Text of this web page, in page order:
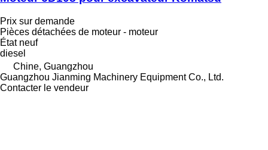
Prix sur demande
Pièces détachées de moteur - moteur
Étatneuf
diesel
Chine, Guangzhou
Guangzhou Jianming Machinery Equipment Co., Ltd.
Contacter le vendeur